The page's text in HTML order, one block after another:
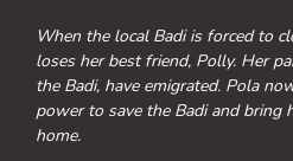
When the local Badi is forced to
loses her best friend, Polly. Her
the Badi, have emigrated. Pola
power to save the Badi and bring
home.